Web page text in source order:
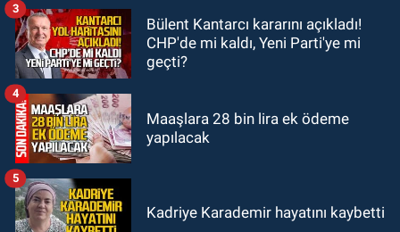
GÜNDEM
20:56Otomobilin çarptığı yaşlı
adam hayatını kaybetti
Bülent Kantarcı kararını açıkladı!
CHP'de mi kaldı, Yeni Parti'ye mi
geçti?
3
Maaşlara 28 bin lira ek ödeme
yapılacak
4
Kadriye Karademir hayatını kaybetti
5